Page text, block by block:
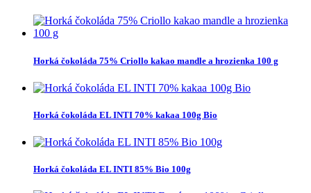
Horká čokoláda 75% Criollo kakao mandle a hrozienka 100 g
Horká čokoláda EL INTI 70% kakaa 100g Bio
Horká čokoláda EL INTI 85% Bio 100g